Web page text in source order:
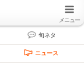
メニュー
旬ネタ
ニュース